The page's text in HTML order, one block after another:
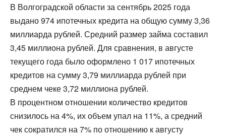
В Волгоградской области за сентябрь 2025 года
выдано 974 ипотечных кредита на общую сумму 3,36
миллиарда рублей. Средний размер займа составил
3,45 миллиона рублей. Для сравнения, в августе
текущего года было оформлено 1 017 ипотечных
кредитов на сумму 3,79 миллиарда рублей при
среднем чеке 3,72 миллиона рублей.
В процентном отношении количество кредитов
снизилось на 4%, их объем упал на 11%, а средний
чек сократился на 7% по отношению к августу